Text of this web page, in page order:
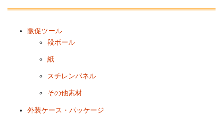
販促ツール
段ボール
紙
スチレンパネル
その他素材
外装ケース・パッケージ